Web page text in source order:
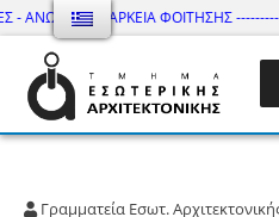
ΑΝΩΤΑΤΗ ΔΙΑΡΚΕΙΑ ΦΟΙΤΗΣΗΣ ------------
Τμήμα Εσωτ.
Γραμματεία Εσωτ.